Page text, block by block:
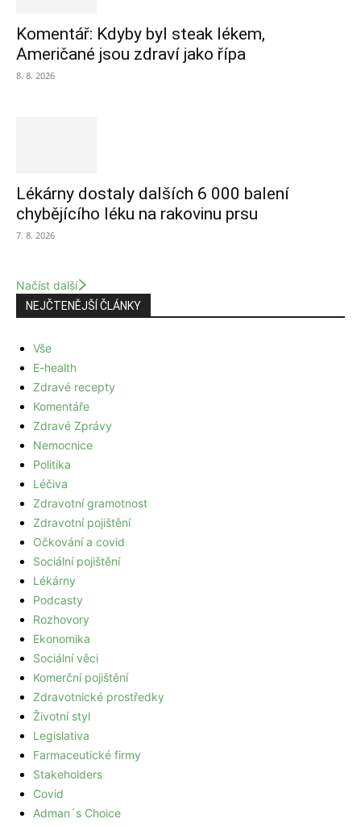
Komentář: Kdyby byl steak lékem,
Američané jsou zdraví jako řípa
8. 8. 2026
Lékárny dostaly dalších 6 000 balení
chybějícího léku na rakovinu prsu
7. 8. 2026
Načíst další
NEJČTENĚJŠÍ ČLÁNKY
Vše
E-health
Zdravé recepty
Komentáře
Zdravé Zprávy
Nemocnice
Politika
Léčiva
Zdravotní gramotnost
Zdravotní pojištění
Očkování a covid
Sociální pojištění
Lékárny
Podcasty
Rozhovory
Ekonomika
Sociální věci
Komerční pojištění
Zdravotnické prostředky
Životní styl
Legislativa
Farmaceutické firmy
Stakeholders
Covid
Adman´s Choice